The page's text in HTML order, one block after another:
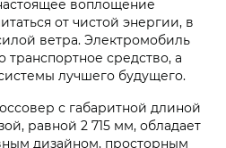
воплощение
от чистой энергии, в
ветра. Электромобиль
транспортное средство, а
лучшего будущего.
с габаритной длиной
равной 2 715 мм, обладает
дизайном, просторным